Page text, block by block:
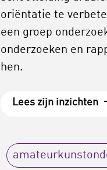
oriëntatie te
een groep
onderzoeken en
hen.
Lees zijn inzichten